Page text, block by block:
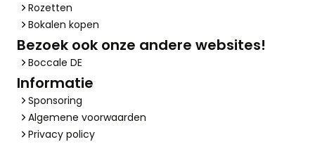
Rozetten
Bokalen kopen
Bezoek ook onze andere websites!
Boccale DE
Informatie
Sponsoring
Algemene voorwaarden
Privacy policy